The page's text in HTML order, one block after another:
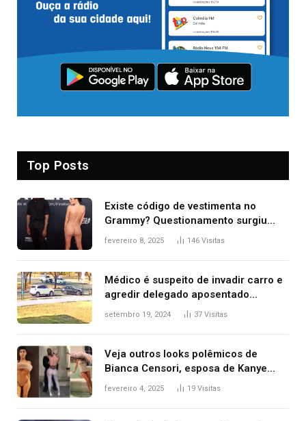
Top Posts
Existe código de vestimenta no
Grammy? Questionamento surgiu
após Bianca Censori, mulher de
fevereiro 8, 2025 146 Visitas
Médico é suspeito de invadir carro e
agredir delegado aposentado
durante confusão no trânsito
setembro 19, 2024 37 Visitas
Veja outros looks polêmicos de
Bianca Censori, esposa de Kanye
West que apareceu nua no Grammy
fevereiro 4, 2025 19 Visitas